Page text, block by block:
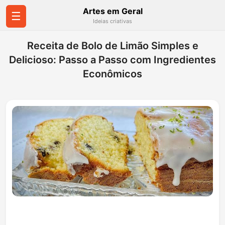
☰ Artes em Geral
Ideias criativas
Receita de Bolo de Limão Simples e
Delicioso: Passo a Passo com Ingredientes
Econômicos